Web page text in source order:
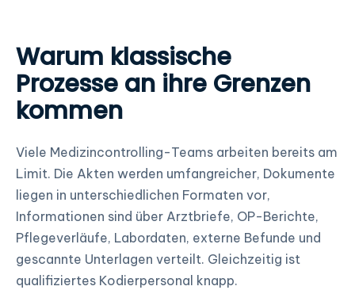
Warum klassische
Prozesse an ihre Grenzen
kommen
Viele Medizincontrolling-Teams arbeiten bereits am
Limit. Die Akten werden umfangreicher, Dokumente
liegen in unterschiedlichen Formaten vor,
Informationen sind über Arztbriefe, OP-Berichte,
Pflegeverläufe, Labordaten, externe Befunde und
gescannte Unterlagen verteilt. Gleichzeitig ist
qualifiziertes Kodierpersonal knapp.